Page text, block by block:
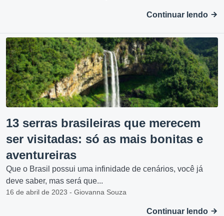
Continuar lendo
13 serras brasileiras que merecem
ser visitadas: só as mais bonitas e
aventureiras
Que o Brasil possui uma infinidade de cenários, você já
deve saber, mas será que...
16 de abril de 2023 - Giovanna Souza
Continuar lendo